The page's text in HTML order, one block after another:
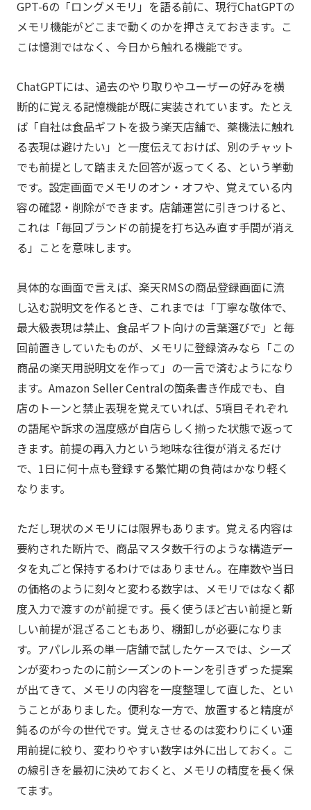
GPT-6の「ロングメモリ」を語る前に、現行ChatGPTの
メモリ機能がどこまで動くのかを押さえておきます。こ
こは憶測ではなく、今日から触れる機能です。
ChatGPTには、過去のやり取りやユーザーの好みを横
断的に覚える記憶機能が既に実装されています。たとえ
ば「自社は食品ギフトを扱う楽天店舗で、薬機法に触れ
る表現は避けたい」と一度伝えておけば、別のチャット
でも前提として踏まえた回答が返ってくる、という挙動
です。設定画面でメモリのオン・オフや、覚えている内
容の確認・削除ができます。店舗運営に引きつけると、
これは「毎回ブランドの前提を打ち込み直す手間が消え
る」ことを意味します。
具体的な画面で言えば、楽天RMSの商品登録画面に流
し込む説明文を作るとき、これまでは「丁寧な敬体で、
最大級表現は禁止、食品ギフト向けの言葉選びで」と毎
回前置きしていたものが、メモリに登録済みなら「この
商品の楽天用説明文を作って」の一言で済むようになり
ます。Amazon Seller Centralの箇条書き作成でも、自
店のトーンと禁止表現を覚えていれば、5項目それぞれ
の語尾や訴求の温度感が自店らしく揃った状態で返って
きます。前提の再入力という地味な往復が消えるだけ
で、1日に何十点も登録する繁忙期の負荷はかなり軽く
なります。
ただし現状のメモリには限界もあります。覚える内容は
要約された断片で、商品マスタ数千行のような構造デー
タを丸ごと保持するわけではありません。在庫数や当日
の価格のように刻々と変わる数字は、メモリではなく都
度入力で渡すのが前提です。長く使うほど古い前提と新
しい前提が混ざることもあり、棚卸しが必要になりま
す。アパレル系の単一店舗で試したケースでは、シーズ
ンが変わったのに前シーズンのトーンを引きずった提案
が出てきて、メモリの内容を一度整理して直した、とい
うことがありました。便利な一方で、放置すると精度が
鈍るのが今の世代です。覚えさせるのは変わりにくい運
用前提に絞り、変わりやすい数字は外に出しておく。こ
の線引きを最初に決めておくと、メモリの精度を長く保
てます。